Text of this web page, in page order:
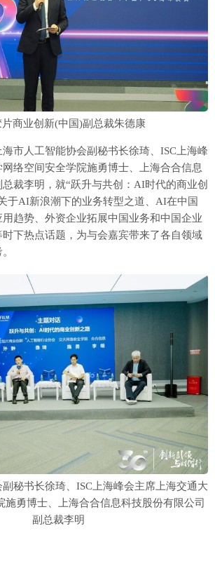
商业创新(中国)副总裁朱德康
市人工智能协会副秘书长徐琦、ISC上海峰
络空间安全学院施勇博士、上海合合信息
裁李明，就“跃升与共创：AI时代的商业创
于AI新浪潮下的业务转型之道、AI在中国
趋势、外资企业拓展中国业务和中国企业
下热点话题，为与会嘉宾带来了各自领域
副秘书长徐琦、ISC上海峰会主席上海交通大
施勇博士、上海合合信息科技股份有限公司
副总裁李明